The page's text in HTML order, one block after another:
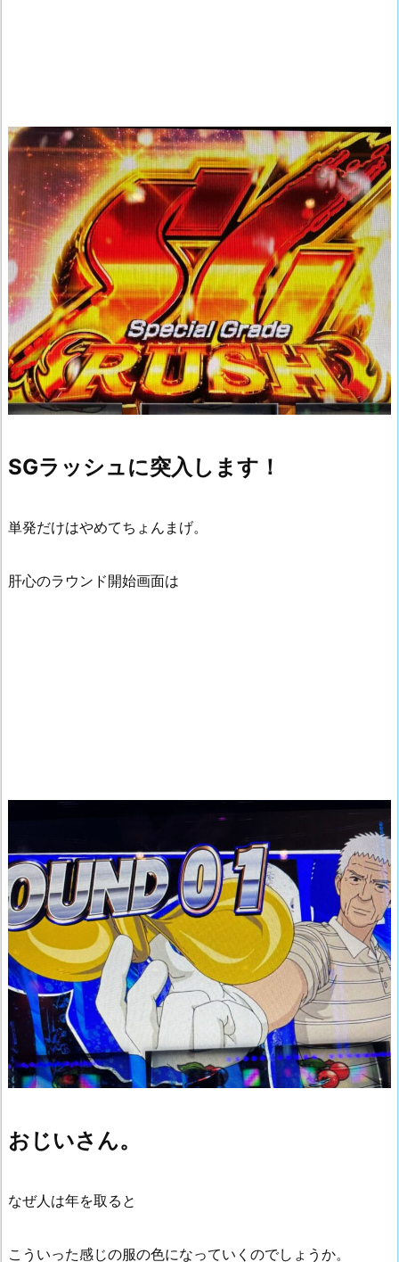
SGラッシュに突入します！
単発だけはやめてちょんまげ。
肝心のラウンド開始画面は
おじいさん。
なぜ人は年を取ると
こういった感じの服の色になっていくのでしょうか。